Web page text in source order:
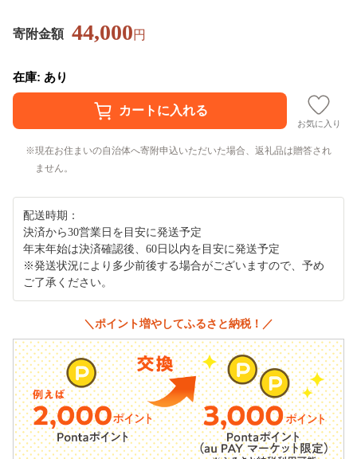
寄附金額 44,000円
在庫: あり
お気に入り
現在お住まいの自治体へ寄附申込いただいた場合、返礼品は贈答され
ません。
配送時期：
決済から30営業日を目安に発送予定
年末年始は決済確認後、60日以内を目安に発送予定
※発送状況により多少前後する場合がございますので、予め
ご了承ください。
＼ポイント増やしてふるさと納税！／